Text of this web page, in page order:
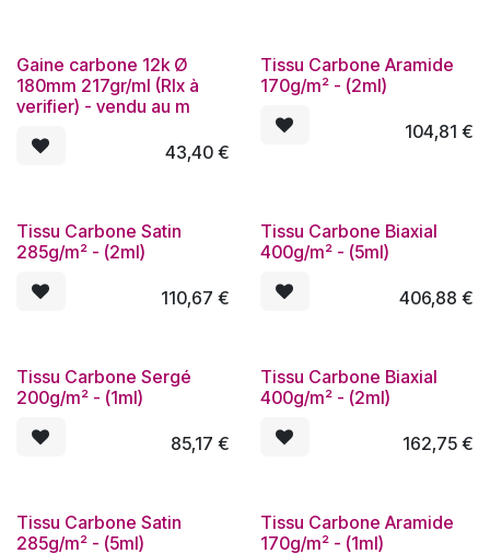
Gaine carbone 12k Ø
180mm 217gr/ml (Rlx à
verifier) - vendu au m
43,40€
Tissu Carbone Aramide
170g/m² - (2ml)
104,81 €
Tissu Carbone Satin
285g/m² - (2ml)
110,67 €
Tissu Carbone Biaxial
400g/m² - (5ml)
406,88 €
Tissu Carbone Sergé
200g/m² - (1ml)
85,17 €
Tissu Carbone Biaxial
400g/m² - (2ml)
162,75€
Tissu Carbone Satin
285g/m² - (5ml)
Tissu Carbone Aramide
170g/m² - (1ml)